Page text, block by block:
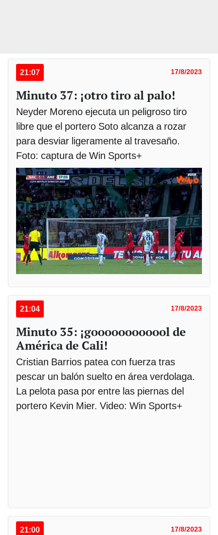
21:07 17/8/2023
Minuto 37: ¡otro tiro al palo!
Neyder Moreno ejecuta un peligroso tiro
libre que el portero Soto alcanza a rozar
para desviar ligeramente al travesaño.
Foto: captura de Win Sports+
21:04 17/8/2023
Minuto 35: ¡goooooooooool de
América de Cali!
Cristian Barrios patea con fuerza tras
pescar un balón suelto en área verdolaga.
La pelota pasa por entre las piernas del
portero Kevin Mier. Video: Win Sports+
21:00 17/8/2023